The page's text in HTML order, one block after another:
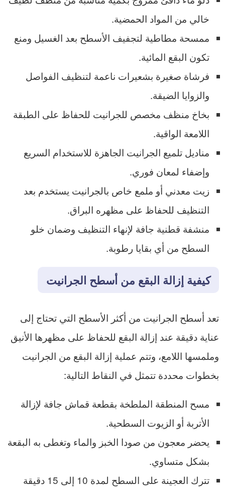
خالي من المواد الحمضية.
ممسحة مطاطية لتجفيف الأسطح بعد الغسيل ومنع
تكون البقع المائية.
فرشاة صغيرة بشعيرات ناعمة لتنظيف الفواصل
والزوايا الضيقة.
بخاخ منظف مخصص للجرانيت للحفاظ على الطبقة
اللامعة الواقية.
مناديل تلميع الجرانيت الجاهزة للاستخدام السريع
وإضفاء لمعان فوري.
زيت معدني أو ملمع خاص بالجرانيت يستخدم بعد
التنظيف للحفاظ على مظهره البراق.
منشفة قطنية جافة لإنهاء التنظيف وضمان خلو
السطح من أي بقايا رطوبة.
كيفية إزالة البقع من أسطح الجرانيت
تعد أسطح الجرانيت من أكثر الأسطح التي تحتاج إلى
عناية دقيقة عند إزالة البقع للحفاظ على مظهرها الأنيق
وملمسها اللامع، وتتم عملية إزالة البقع من الجرانيت
بخطوات محددة تتمثل في النقاط التالية:
مسح المنطقة الملطخة بقطعة قماش جافة لإزالة
الأتربة أو الزيوت السطحية.
يحضر معجون من صودا الخبز والماء وتغطى به البقعة
بشكل متساوي.
تترك العجينة على السطح لمدة 10 إلى 15 دقيقة